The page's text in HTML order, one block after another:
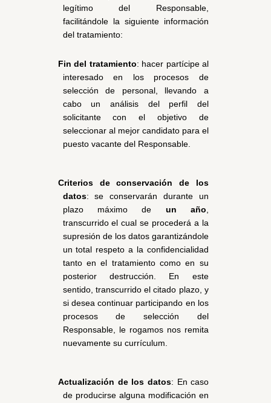
legítimo del Responsable,
facilitándole la siguiente información
del tratamiento:
Fin del tratamiento: hacer partícipe al
interesado en los procesos de
selección de personal, llevando a
cabo un análisis del perfil del
solicitante con el objetivo de
seleccionar al mejor candidato para el
puesto vacante del Responsable.
Criterios de conservación de los
datos: se conservarán durante un
plazo máximo de un año,
transcurrido el cual se procederá a la
supresión de los datos garantizándole
un total respeto a la confidencialidad
tanto en el tratamiento como en su
posterior destrucción. En este
sentido, transcurrido el citado plazo, y
si desea continuar participando en los
procesos de selección del
Responsable, le rogamos nos remita
nuevamente su currículum.
Actualización de los datos: En caso
de producirse alguna modificación en